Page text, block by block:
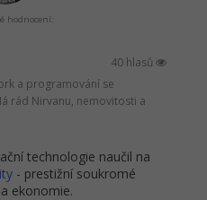
hodnocení:
40 hlasů
a programování se
rád Nirvanu, nemovitosti a
technologie naučil na
- prestižní soukromé
ekonomie.